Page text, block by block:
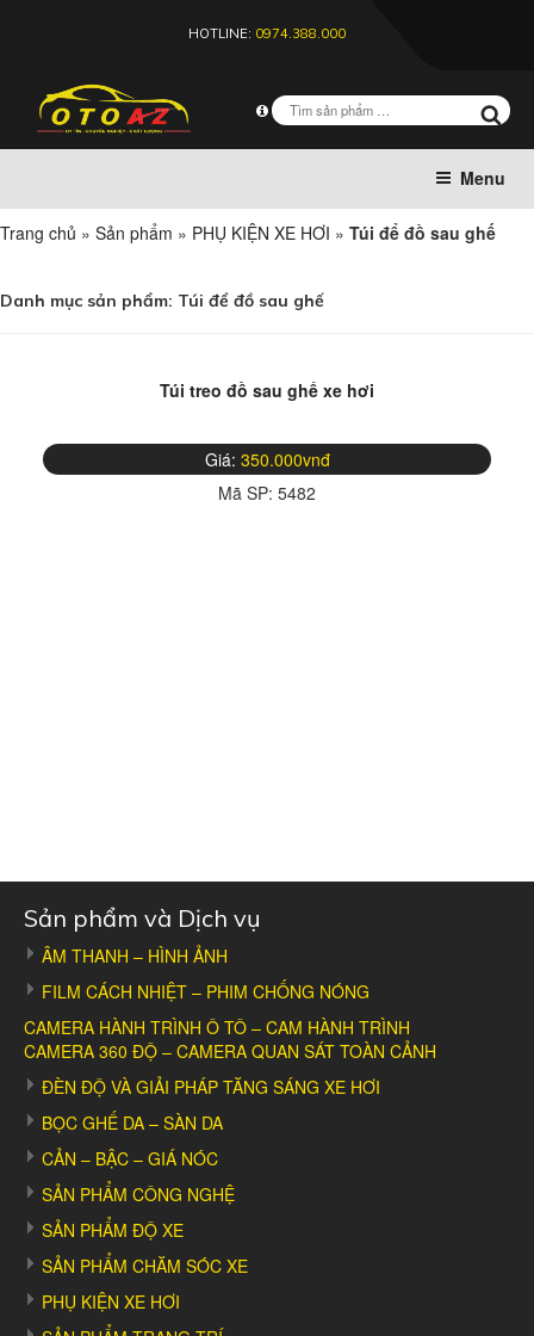
HOTLINE: 0974.388.000
Menu
Trang chủ » Sản phẩm » PHỤ KIỆN XE HƠI » Túi để đồ sau ghế
Danh mục sản phẩm: Túi để đồ sau ghế
Túi treo đồ sau ghế xe hơi
Giá: 350.000vnđ
Mã SP: 5482
Sản phẩm và Dịch vụ
ÂM THANH – HÌNH ẢNH
FILM CÁCH NHIỆT – PHIM CHỐNG NÓNG
CAMERA HÀNH TRÌNH Ô TÔ – CAM HÀNH TRÌNH
CAMERA 360 ĐỘ – CAMERA QUAN SÁT TOÀN CẢNH
ĐÈN ĐỘ VÀ GIẢI PHÁP TĂNG SÁNG XE HƠI
BỌC GHẾ DA – SÀN DA
CẢN – BẬC – GIÁ NÓC
SẢN PHẨM CÔNG NGHỆ
SẢN PHẨM ĐỘ XE
SẢN PHẨM CHĂM SÓC XE
PHỤ KIỆN XE HƠI